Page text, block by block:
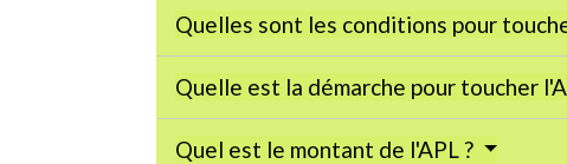
Quelles sont les conditions pour
Quelle est la démarche pour toucher
Quel est le montant de l'APL ?